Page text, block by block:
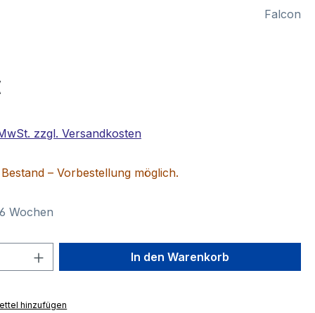
Falcon
zzgl. Versandkosten
– Vorbestellung möglich.
Wochen
Anzahl: Gib den gewünschten Wert
In den Warenkorb
hinzufügen